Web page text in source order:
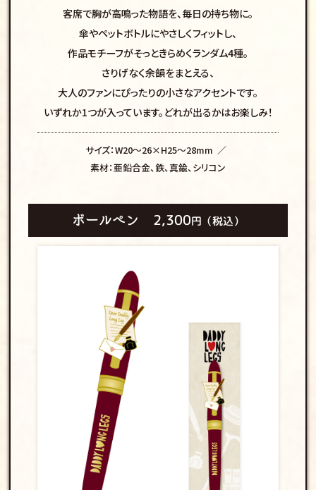
客席で胸が高鳴った物語を、毎日の持ち物に。
傘やペットボトルにやさしくフィットし、
作品モチーフがそっときらめくランダム4種。
さりげなく余韻をまとえる、
大人のファンにぴったりの小さなアクセントです。
いずれか1つが入っています。 どれが出るかはお楽しみ！
サイズ：W20～26×H25～28mm
素材：亜鉛合金、鉄、真鍮、シリコン
ボールペン 2,300円（税込）